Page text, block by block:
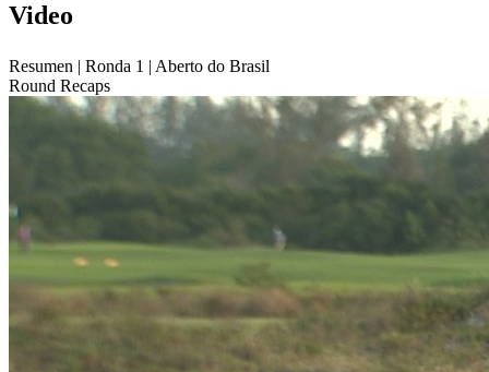
Video
Resumen | Ronda 1 | Aberto do Brasil
Round Recaps